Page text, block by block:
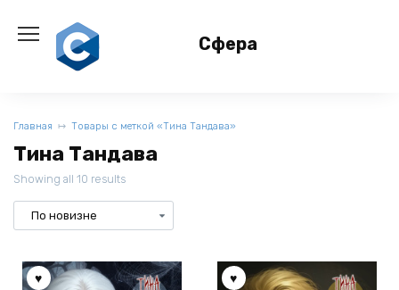
содержанию
Сфера
Главная Товары с меткой «Тина Тандава»
Тина Тандава
Showing all 10 results